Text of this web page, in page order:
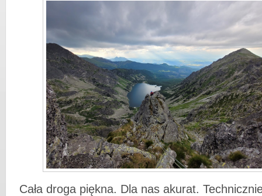
Cała droga piękna. Dla nas akurat.